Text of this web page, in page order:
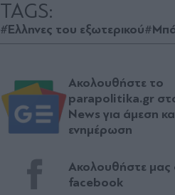
TAGS:
#Έλληνες του εξωτερικού
Ακολουθήστε το
parapolitika.gr
News για άμεση
ενημέρωση
Ακολουθήστε μας
facebook